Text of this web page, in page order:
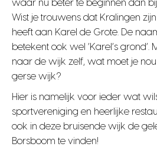
waar nu beter te beginnen dan
Wist je trouwens dat Kralingen
heeft aan Karel de Grote. De
betekent ook wel ‘Karel’s
naar de wijk zelf, wat moet je
gerse wijk?
Hier is namelijk voor ieder wat
sportvereniging en heerlijke
ook in deze bruisende wijk de
Borsboom te vinden!